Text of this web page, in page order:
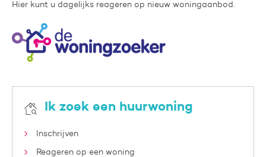
Hier kunt u dagelijks reageren op nieuw woningaanbod.
Ik zoek een huurwoning
Inschrijven
Reageren op een woning